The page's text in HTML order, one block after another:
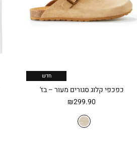
חדש
כפכפי קלוג סגורים מעור – בז'
₪299.90